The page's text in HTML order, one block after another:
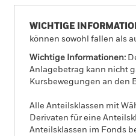
WICHTIGE
können sowohl fallen als
Wichtige Informationen:
Anlagebetrag kann nicht
Kursbewegungen an den
Alle Anteilsklassen mit
Derivaten für eine
Anteilsklassen im Fonds